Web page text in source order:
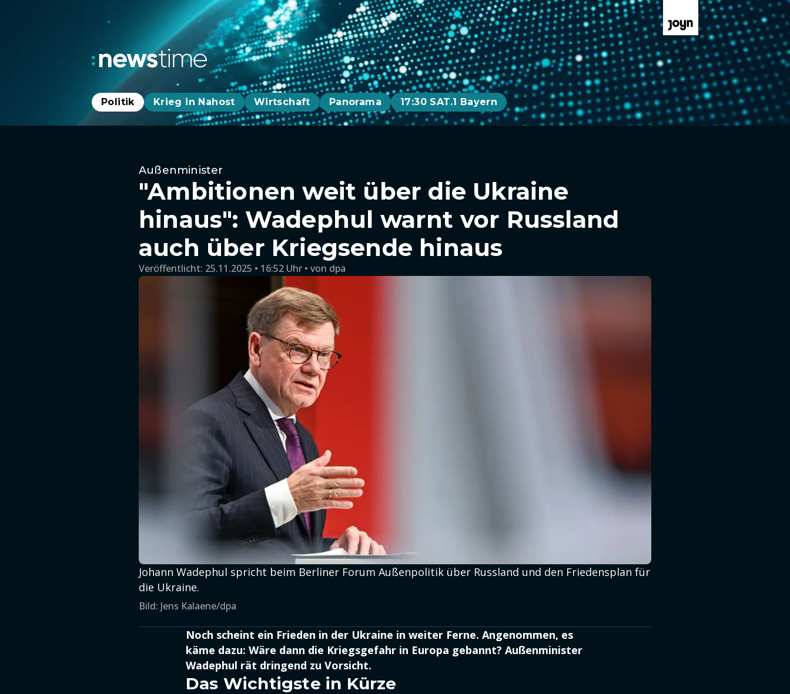
Politik Krieg in Nahost Wirtschaft Panorama 17:30 SAT.1 Bayern
Außenminister
"Ambitionen weit über die Ukraine
hinaus": Wadephul warnt vor Russland
auch über Kriegsende hinaus
Veröffentlicht: 25.11.2025 • 16:52 Uhr von dpa
Johann Wadephul spricht beim Berliner Forum Außenpolitik über Russland und den Friedensplan für
die Ukraine.
Bild: Jens Kalaene/dpa
Noch scheint ein Frieden in der Ukraine in weiter Ferne. Angenommen, es
käme dazu: Wäre dann die Kriegsgefahr in Europa gebannt? Außenminister
Wadephul rät dringend zu Vorsicht.
Das Wichtigste in Kürze